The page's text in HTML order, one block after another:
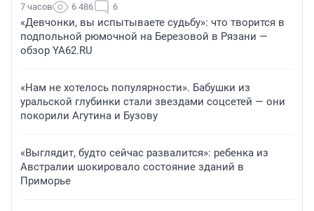
7 часов 6 486 6
«Девчонки, вы испытываете судьбу»: что творится в
подпольной рюмочной на Березовой в Рязани —
обзор YA62.RU
«Нам не хотелось популярности». Бабушки из
уральской глубинки стали звездами соцсетей — они
покорили Агутина и Бузову
«Выглядит, будто сейчас развалится»: ребенка из
Австралии шокировало состояние зданий в
Приморье